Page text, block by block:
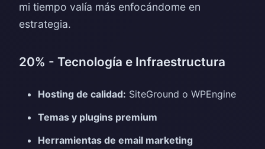
mi tiempo valía más enfocándome en
estrategia.
20% - Tecnología e Infraestructura
Hosting de calidad: SiteGround o WPEngine
Temas y plugins premium
Herramientas de email marketing